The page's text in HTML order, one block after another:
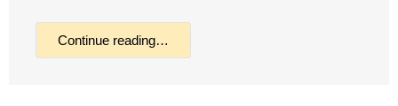
Continue reading…